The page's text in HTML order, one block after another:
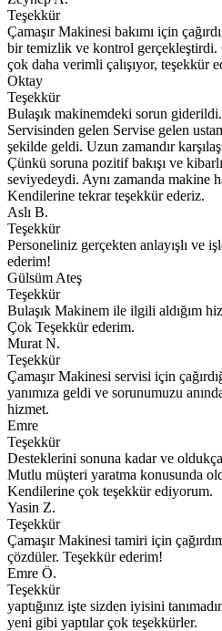
Teşekkür
Çamaşır Makinesi bakımı için
bir temizlik ve kontrol gerçekleştirdi.
çok daha verimli çalışıyor, teşekkür
Oktay
Teşekkür
Bulaşık makinemdeki sorun
Servisinden gelen Servise gelen
şekilde geldi. Uzun zamandır
Çünkü soruna pozitif bakışı ve
seviyedeydi. Aynı zamanda makine
Kendilerine tekrar teşekkür ederiz.
Aslı B.
Teşekkür
Personeliniz gerçekten anlayışlı ve
ederim!
Gülsüm Ateş
Teşekkür
Bulaşık Makinem ile ilgili aldığım
Çok Teşekkür ederim.
Murat N.
Teşekkür
Çamaşır Makinesi servisi için
yanımıza geldi ve sorunumuzu
hizmet.
Emre
Teşekkür
Desteklerini sonuna kadar ve
Mutlu müşteri yaratma konusunda
Kendilerine çok teşekkür ediyorum.
Yasin Z.
Teşekkür
Çamaşır Makinesi tamiri için
çözdüler. Teşekkür ederim!
Emre Ö.
Teşekkür
yaptığınız işte sizden iyisini
yeni gibi yaptılar çok teşekkürler.